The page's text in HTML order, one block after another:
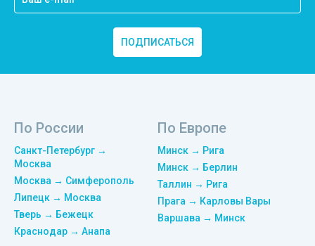
ПОДПИСАТЬСЯ
По России
Санкт-Петербург →
Москва
Москва → Симферополь
Липецк → Москва
Тверь → Бежецк
Краснодар → Анапа
По Европе
Минск → Рига
Минск → Берлин
Таллин → Рига
Прага → Карловы Вары
Варшава → Минск